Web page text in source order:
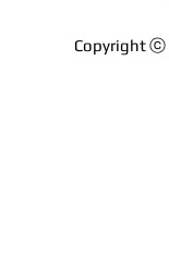
Copyright ⓒ